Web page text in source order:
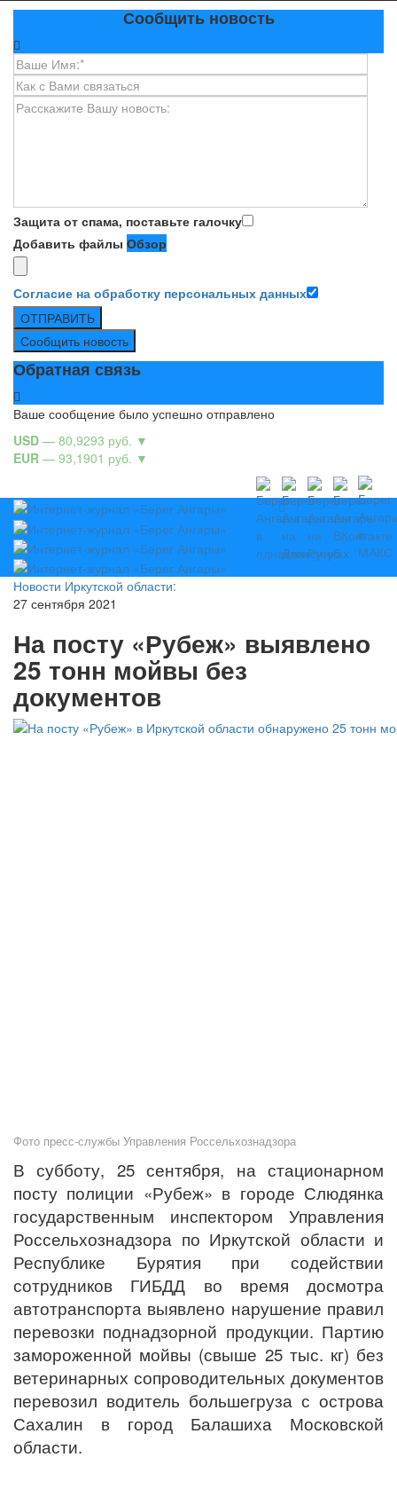
Сообщить новость
Защита от спама, поставьте галочку
Добавить файлы Обзор
Согласие на обработку персональных данных
ОТПРАВИТЬ
Сообщить новость
Обратная связь
Ваше сообщение было успешно отправлено
USD — 80,9293 руб. ▼
EUR — 93,1901 руб. ▼
Новости Иркутской области:
27 сентября 2021
На посту «Рубеж» выявлено
25 тонн мойвы без
документов
Фото пресс-службы Управления Россельхознадзора
В субботу, 25 сентября, на стационарном
посту полиции «Рубеж» в городе Слюдянка
государственным инспектором Управления
Россельхознадзора по Иркутской области и
Республике Бурятия при содействии
сотрудников ГИБДД во время досмотра
автотранспорта выявлено нарушение правил
перевозки поднадзорной продукции. Партию
замороженной мойвы (свыше 25 тыс. кг) без
ветеринарных сопроводительных документов
перевозил водитель большегруза с острова
Сахалин в город Балашиха Московской
области.